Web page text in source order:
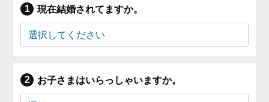
現在結婚されてますか。
お子さまはいらっしゃいますか。